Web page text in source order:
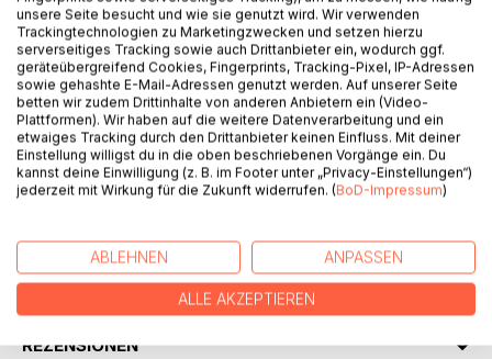
Wegweiser durch dieses Chaos von
auffeinandertreffenden Zeiten dient ein Stadtplan, auf dem
bestimmte Orte gekennzeichnet sind. Diese bringen
Erinnerung hervor, die längst ignoriert, aber nicht akzeptiert
wurden. Die Uhr tickt und jeder Schritt fühlt sich wie ein
Schritt zurück in vergangene Zeiten, an. Wie soll es dann
mit dem Leben vorwärts gehen?
PRESSESTIMMEN
REZENSIONEN
unsere Seite besucht und wie sie genutzt wird. Wir verwenden
Trackingtechnologien zu Marketingzwecken und setzen hierzu
serverseitiges Tracking sowie auch Drittanbieter ein, wodurch ggf.
geräteübergreifend Cookies, Fingerprints, Tracking-Pixel, IP-Adressen
sowie gehashte E-Mail-Adressen genutzt werden. Auf unserer Seite
betten wir zudem Drittinhalte von anderen Anbietern ein (Video-
Plattformen). Wir haben auf die weitere Datenverarbeitung und ein
etwaiges Tracking durch den Drittanbieter keinen Einfluss. Mit deiner
Einstellung willigst du in die oben beschriebenen Vorgänge ein. Du
kannst deine Einwilligung (z. B. im Footer unter „Privacy-Einstellungen“)
jederzeit mit Wirkung für die Zukunft widerrufen. (BoD-Impressum)
ABLEHNEN ANPASSEN
ALLE AKZEPTIEREN